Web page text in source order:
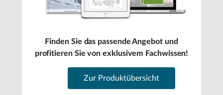
Finden Sie das passende Angebot und
profitieren Sie von exklusivem Fachwissen!
Zur Produktübersicht